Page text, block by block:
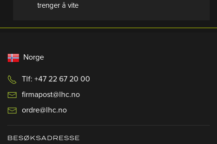
trenger å vite
Norge
Tlf: +47 22 67 20 00
firmapost@lhc.no
ordre@lhc.no
BESØKSADRESSE